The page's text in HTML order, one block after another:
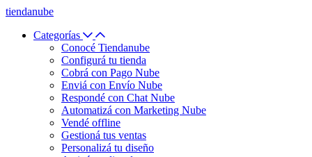
tiendanube
Categorías
Conocé Tiendanube
Configurá tu tienda
Cobrá con Pago Nube
Enviá con Envío Nube
Respondé con Chat Nube
Automatizá con Marketing Nube
Vendé offline
Gestioná tus ventas
Personalizá tu diseño